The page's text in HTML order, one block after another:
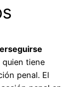
quien tiene
penal. El